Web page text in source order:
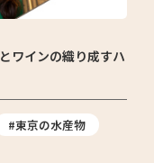
ワインの織り成すハ
#東京の水産物